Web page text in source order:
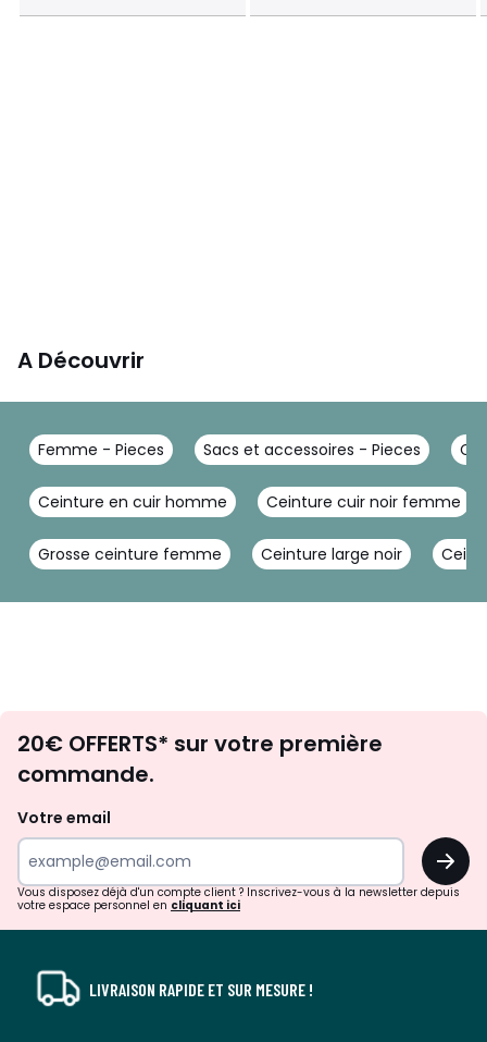
A Découvrir
Femme - Pieces Sacs et accessoires - Pieces
Ceinture en cuir homme Ceinture cuir noir femme
Grosse ceinture femme Ceinture large noir
d'inspirations
surprises?
20€ OFFERTS* sur votre première
commande.
Votre email
OK
Vous disposez déjà d'un compte client ? Inscrivez-vous à la newsletter depuis
votre espace personnel en cliquant ici
LIVRAISON RAPIDE ET SUR MESURE !